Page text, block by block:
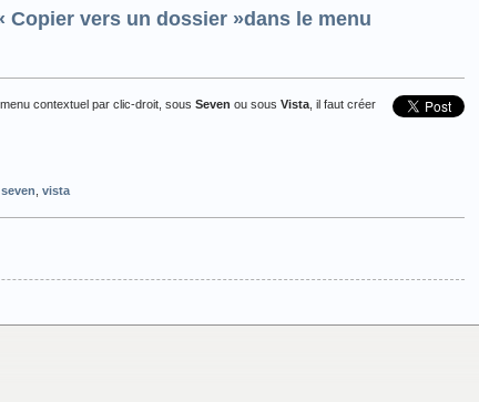
vers un dossier »dans le menu
contextuel par clic-droit, sous Seven ou sous Vista , il faut créer
seven vista